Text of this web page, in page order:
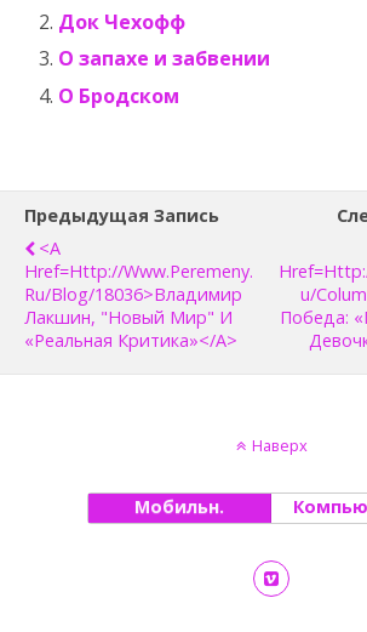
Док Чехофф
О запахе и забвении
О Бродском
Предыдущая Запись
<a
Href=http://www.peremeny.
Ru/blog/18036>Владимир
Лакшин, "Новый Мир" И
«реальная Критика»</a>
U/
Победа:
Наверх
Мобильн.